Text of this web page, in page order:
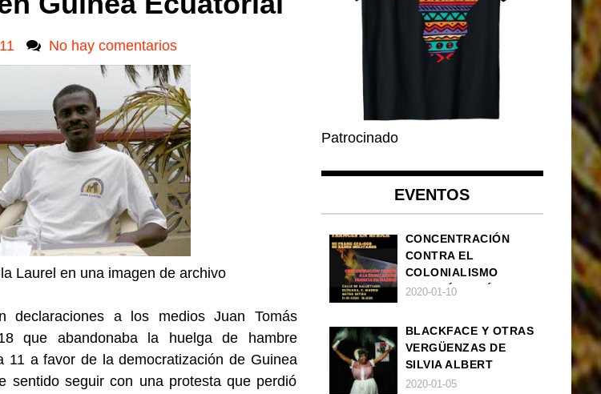
No hay comentarios
Laurel en una imagen de archivo
declaraciones a los medios Juan Tomás
que abandonaba la huelga de hambre
11 a favor de la democratización de Guinea
sentido seguir con una protesta que perdió
Patrocinado
EVENTOS
CONCENTRACIÓN
CONTRA EL
COLONIALISMO
FRANCÉS EN ÁFRICA
2020-01-10
BLACKFACE Y OTRAS
VERGÜENZAS DE
SILVIA ALBERT
SOPALE EN MADRID
2020-01-05